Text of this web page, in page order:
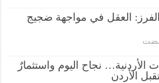
العقل في مواجهة ضجيج
الأردنية… نجاح اليوم واستثمارٌ
الأردن